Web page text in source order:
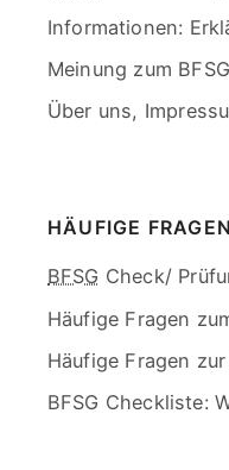
menu
Informationen:
Meinung zum BFSG
Über uns,
HÄUFIGE FRAGEN
Skip
menu
BFSG Check/
Häufige Fragen
Häufige Fragen
BFSG Checkliste: